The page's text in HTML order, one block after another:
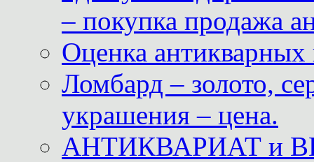
– покупка продажа
Оценка антикварных
Ломбард – золото,
украшения – цена.
АНТИКВАРИАТ и